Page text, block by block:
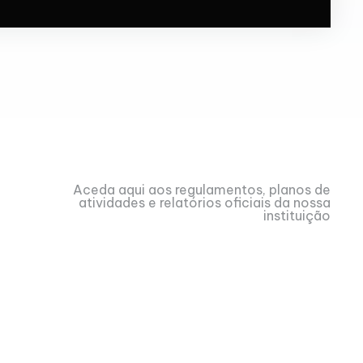
Aceda aqui aos regulamentos, planos de
atividades e relatórios oficiais da nossa
instituição